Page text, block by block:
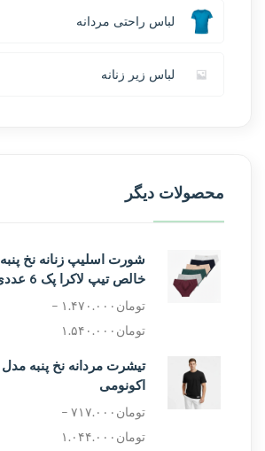
لباس راحتی مردانه
لباس زیر زنانه
محصولات دیگر
شورت اسلیپ زنانه نخ پنبه
خالص تیپ لاکرا پک 6 عددی
تومان ۱.۴۷۰.۰۰۰ –
تومان ۱.۵۴۰.۰۰۰
تیشرت مردانه نخ پنبه مدل
اکونومی
تومان ۷۱۷.۰۰۰ –
تومان ۱.۰۴۴.۰۰۰